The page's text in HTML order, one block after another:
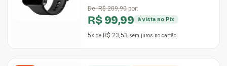
De:R$ 209,90 por:
R$ 99,99 à vista no Pix
5x de R$ 23,53 sem juros no cartão